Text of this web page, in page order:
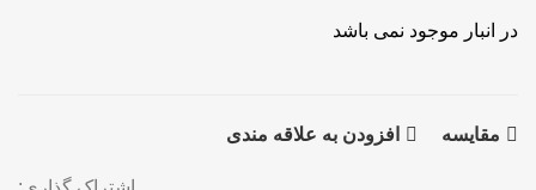
در انبار موجود نمی باشد
مقايسه افزودن به علاقه مندی